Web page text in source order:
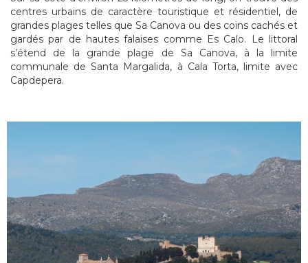
centres urbains de caractère touristique et résidentiel, de
grandes plages telles que Sa Canova ou des coins cachés et
gardés par de hautes falaises comme Es Calo. Le littoral
s’étend de la grande plage de Sa Canova, à la limite
communale de Santa Margalida, à Cala Torta, limite avec
Capdepera.